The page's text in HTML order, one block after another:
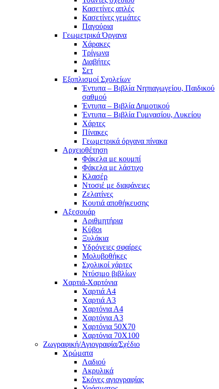
Κασετίνες απλές
Κασετίνες γεμάτες
Παγούρια
Γεωμετρικά Όργανα
Χάρακες
Τρίγωνα
Διαβήτες
Σετ
Εξοπλισμοί Σχολείων
Έντυπα – Βιβλία Νηπιαγωγείου, Παιδικού
σαθμού
Έντυπα – Βιβλία Δημοτικού
Έντυπα – Βιβλία Γυμνασίου, Λυκείου
Χάρτες
Πίνακες
Γεωμετρικά όργανα πίνακα
Αρχειοθέτηση
Φάκελα με κουμπί
Φάκελα με λάστιχο
Κλασέρ
Ντοσιέ με διαφάνειες
Ζελατίνες
Κουτιά αποθήκευσης
Αξεσουάρ
Αριθμητήρια
Κύβοι
Ξυλάκια
Υδρόγειες σφαίρες
Μολυβοθήκες
Σχολικοί χάρτες
Ντύσιμο βιβλίων
Χαρτιά-Χαρτόνια
Χαρτιά Α4
Χαρτιά Α3
Χαρτόνια Α4
Χαρτόνια Α3
Χαρτόνια 50Χ70
Χαρτόνια 70Χ100
Ζωγραφική/Αγιογραφία/Σχέδιο
Χρώματα
Λαδιού
Ακρυλικά
Σκόνες αγιογραφίας